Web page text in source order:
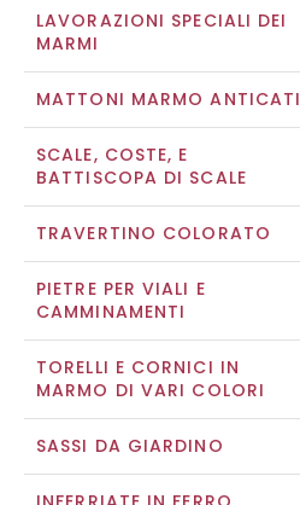
LAVORAZIONI SPECIALI DEI
MARMI
MATTONI MARMO ANTICATI
SCALE, COSTE, E
BATTISCOPA DI SCALE
TRAVERTINO COLORATO
PIETRE PER VIALI E
CAMMINAMENTI
TORELLI E CORNICI IN
MARMO DI VARI COLORI
SASSI DA GIARDINO